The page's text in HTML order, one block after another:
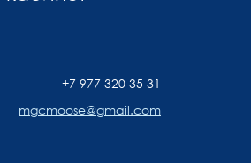
+7 977 320 35 31
mgcmoose@gmail.com